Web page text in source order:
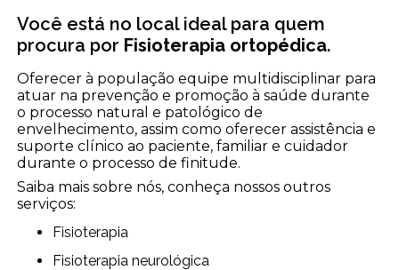
Você está no local ideal para quem
procura por Fisioterapia ortopédica.
Oferecer à população equipe multidisciplinar para
atuar na prevenção e promoção à saúde durante
o processo natural e patológico de
envelhecimento, assim como oferecer assistência e
suporte clínico ao paciente, familiar e cuidador
durante o processo de finitude.
Saiba mais sobre nós, conheça nossos outros
serviços:
Fisioterapia
Fisioterapia neurológica